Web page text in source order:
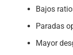
Bajos
Paradas
Mayor